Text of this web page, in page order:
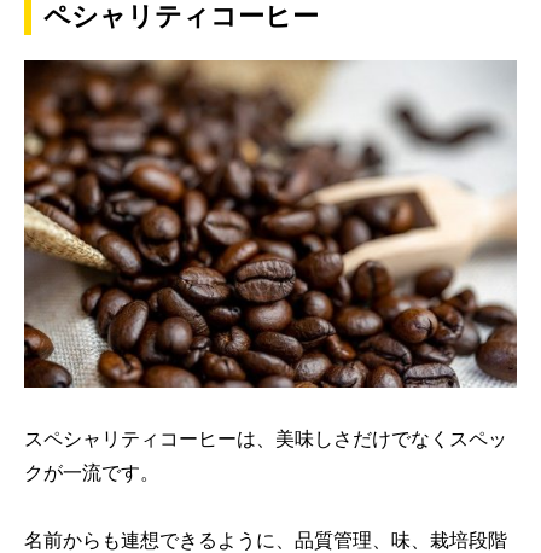
ペシャリティコーヒー
スペシャリティコーヒーは、美味しさだけでなくスペッ
クが一流です。
名前からも連想できるように、品質管理、味、栽培段階